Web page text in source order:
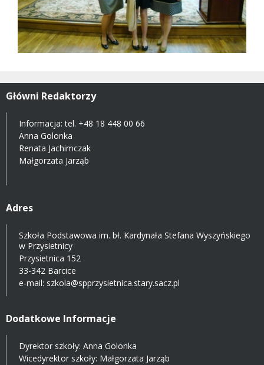
Główni Redaktorzy
Informacja: tel. +48 18 448 00 66
Anna Golonka
Renata Jachimczak
Małgorzata Jarząb
Adres
Szkoła Podstawowa im. bł. Kardynała Stefana Wyszyńskiego
w Przysietnicy
Przysietnica 152
33-342 Barcice
e-mail: szkola@spprzysietnica.stary.sacz.pl
Dodatkowe Informacje
Dyrektor szkoły: Anna Golonka
Wicedyrektor szkoły: Małgorzata Jarząb